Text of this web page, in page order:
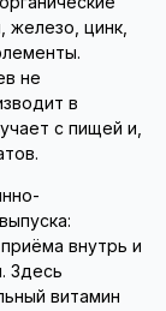
железо, цинк,
не
в
с пищей и,
внутрь и
Здесь
витамин